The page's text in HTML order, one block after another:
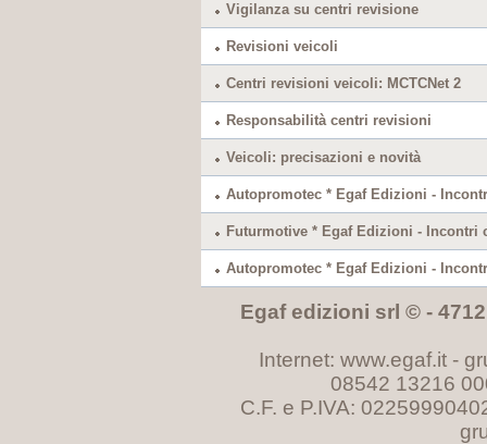
Vigilanza su centri revisione
Revisioni veicoli
Centri revisioni veicoli: MCTCNet 2
Responsabilità centri revisioni
Veicoli: precisazioni e novità
Autopromotec * Egaf Edizioni -
Futurmotive * Egaf Edizioni - Incontri
Autopromotec * Egaf Edizioni -
Egaf edizioni srl © -
Internet: www.egaf.it -
08542 13216
C.F. e P.IVA: